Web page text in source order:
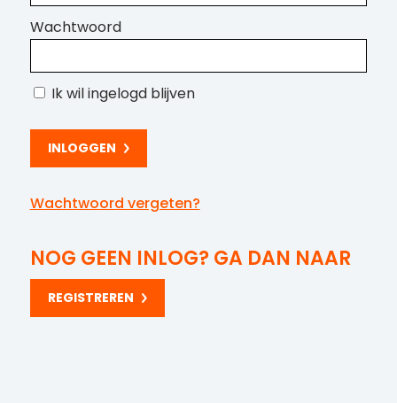
Wachtwoord
Ik wil ingelogd blijven
Wachtwoord vergeten?
NOG GEEN INLOG? GA DAN NAAR
REGISTREREN